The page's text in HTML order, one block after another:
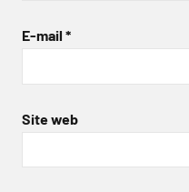
E-mail *
Site web